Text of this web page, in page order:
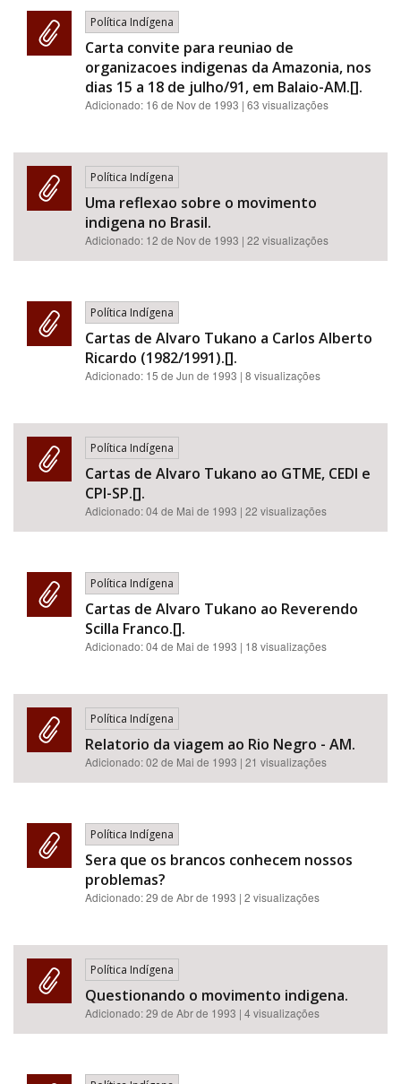
Política Indígena
Carta convite para reuniao de
organizacoes indigenas da Amazonia, nos
dias 15 a 18 de julho/91, em Balaio-AM.[].
Adicionado: 16 de Nov de 1993 | 63 visualizações
Política Indígena
Uma reflexao sobre o movimento
indigena no Brasil.
Adicionado: 12 de Nov de 1993 | 22 visualizações
Política Indígena
Cartas de Alvaro Tukano a Carlos Alberto
Ricardo (1982/1991).[].
Adicionado: 15 de Jun de 1993 | 8 visualizações
Política Indígena
Cartas de Alvaro Tukano ao GTME, CEDI e
CPI-SP.[].
Adicionado:04 de Mai de 1993 | 22 visualizações
Política Indígena
Cartas de Alvaro Tukano ao Reverendo
Scilla Franco.[].
Adicionado:04 de Mai de 1993 | 18 visualizações
Política Indígena
Relatorio da viagem ao Rio Negro - AM.
Adicionado:02 de Mai de 1993 | 21 visualizações
Política Indígena
Sera que os brancos conhecem nossos
problemas?
Adicionado:29 de Abr de 1993 | 2 visualizações
Política Indígena
Questionando o movimento indigena.
Adicionado:29 de Abr de 1993 | 4 visualizações